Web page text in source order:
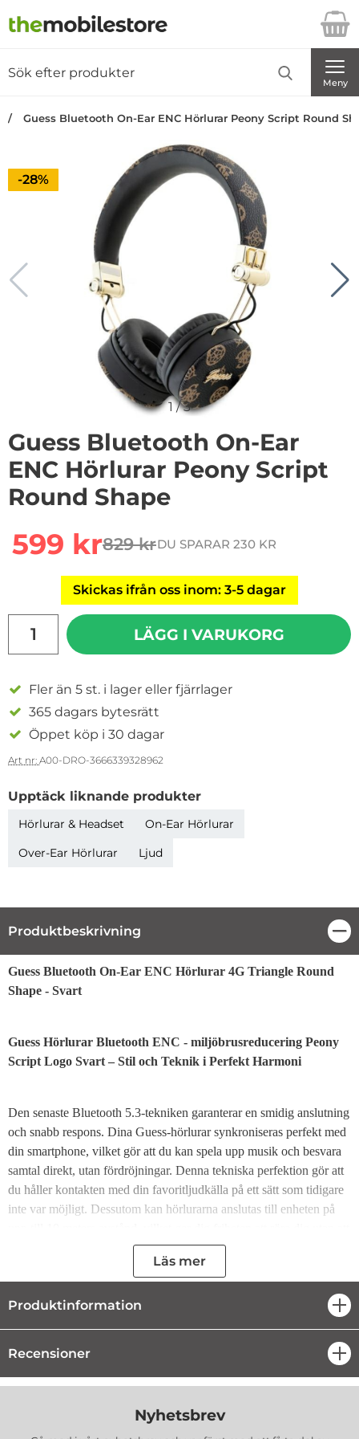
Startsidan för Danira Telecom AB
Meny
Guess Bluetooth On-Ear ENC Hörlurar Peony Script Round
Priset är nedsatt med
-28%
1/3
Guess Bluetooth On-Ear
ENC Hörlurar Peony Script
Round Shape
rea pris
599 krtidigare pris
829 krDU SPARAR 230 KR
Skickas ifrån oss inom: 3-5 dagar
LÄGG I VARUKORG
Fler än 5 st. i lager eller fjärrlager
365 dagars bytesrätt
Öppet köp i 30 dagar
Art nr: A00-DRO-3666339328962
Upptäck liknande produkter
Hörlurar & Headset
On-Ear Hörlurar
Over-Ear Hörlurar
Ljud
Produktbeskrivning
Produktbeskrivning
Guess Bluetooth On-Ear ENC Hörlurar 4G Triangle Round
Shape - Svart
Guess Hörlurar Bluetooth ENC - miljöbrusreducering Peony
Script Logo Svart – Stil och Teknik i Perfekt Harmoni
Den senaste Bluetooth 5.3-tekniken garanterar en smidig anslutning
och snabb respons. Dina Guess-hörlurar synkroniseras perfekt med
din smartphone, vilket gör att du kan spela upp musik och besvara
samtal direkt, utan fördröjningar. Denna tekniska perfektion gör att
du håller kontakten med din favoritljudkälla på ett sätt som tidigare
inte var möjligt. Dessutom kan hörlurarna anslutas till enheten på
vara bunden till mobilen som musikspelare.
Upptäck en helt ny nivå av ljudkvalitet och elegant design med
teknologi som tillför en helt ny dimension till din musik, så att du
kan upptäcka dolda nyanser och detaljer som du tidigare kanske
Läs mer
Produktinformation
Recensioner
Nyhetsbrev